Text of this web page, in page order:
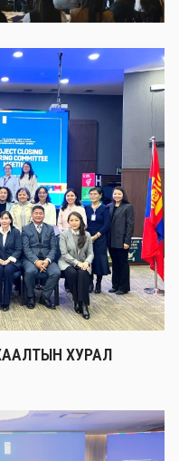
ХУРАЛ